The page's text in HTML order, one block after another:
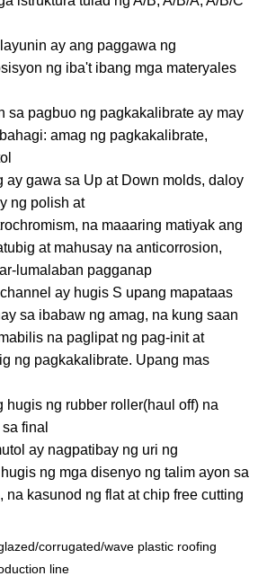
ay ang paggawa ng
ng iba't ibang mga materyales
sa pagbuo ng pagkakalibrate ay may
amag ng pagkakalibrate,
ay gawa sa Up at Down molds, daloy
ng polish at
na maaaring matiyak ang
at mahusay na anticorrosion,
lumalaban pagganap
ay hugis S upang mapataas
sa ibabaw ng amag, na kung saan
na paglipat ng pag-init at
ng pagkakalibrate. Upang mas
hugis ng rubber roller(haul off) na
final
ay nagpatibay ng uri ng
ng mga disenyo ng talim ayon sa
na kasunod ng flat at chip free cutting
corrugated/wave plastic roofing
line